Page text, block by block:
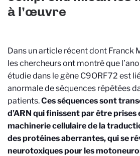
à l’œuvre
Dans un article récent dont Franck
les chercheurs ont montré que
étudie dans le gène C9ORF72 est
anormale de séquences répétées
patients.Ces séquences sont
d’ARN qui finissent par être prises
machinerie cellulaire de la
des protéines aberrantes, qui se
neurotoxiques pour les